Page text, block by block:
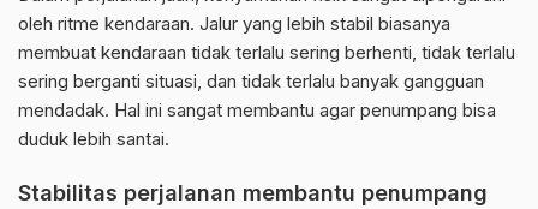
oleh ritme kendaraan. Jalur yang lebih stabil biasanya
membuat kendaraan tidak terlalu sering berhenti, tidak terlalu
sering berganti situasi, dan tidak terlalu banyak gangguan
mendadak. Hal ini sangat membantu agar penumpang bisa
duduk lebih santai.
Stabilitas perjalanan membantu penumpang